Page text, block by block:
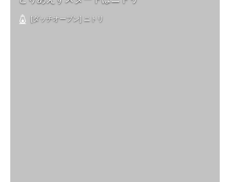
[ダッチオーブン] ニトリ